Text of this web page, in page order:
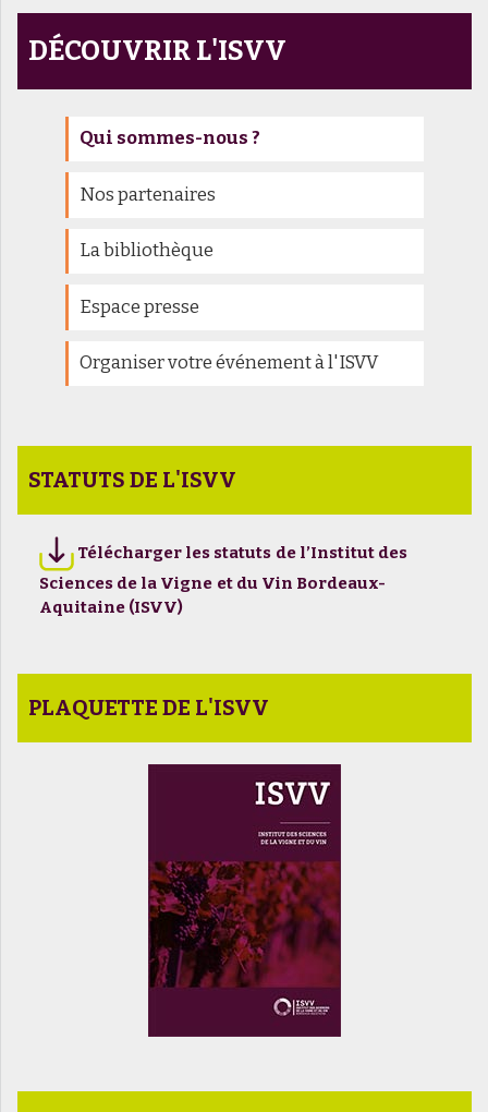
DÉCOUVRIR L'ISVV
Qui sommes-nous ?
Nos partenaires
La bibliothèque
Espace presse
Organiser votre événement à l'ISVV
STATUTS DE L'ISVV
Télécharger les statuts de l’Institut des
Sciences de la Vigne et du Vin Bordeaux-
Aquitaine (ISVV)
PLAQUETTE DE L'ISVV